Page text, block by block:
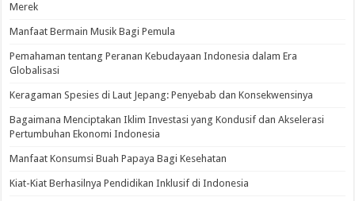
Merek
Manfaat Bermain Musik Bagi Pemula
Pemahaman tentang Peranan Kebudayaan Indonesia dalam Era
Globalisasi
Keragaman Spesies di Laut Jepang: Penyebab dan Konsekwensinya
Bagaimana Menciptakan Iklim Investasi yang Kondusif dan Akselerasi
Pertumbuhan Ekonomi Indonesia
Manfaat Konsumsi Buah Papaya Bagi Kesehatan
Kiat-Kiat Berhasilnya Pendidikan Inklusif di Indonesia